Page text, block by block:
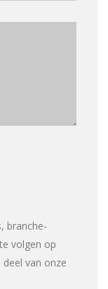
branche-
volgen op
van onze